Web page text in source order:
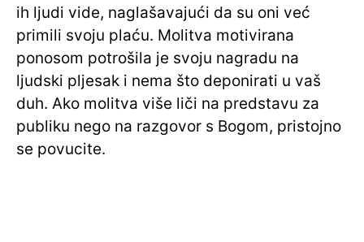
ih ljudi vide, naglašavajući da su oni već
primili svoju plaću. Molitva motivirana
ponosom potrošila je svoju nagradu na
ljudski pljesak i nema što deponirati u vaš
duh. Ako molitva više liči na predstavu za
publiku nego na razgovor s Bogom, pristojno
se povucite.